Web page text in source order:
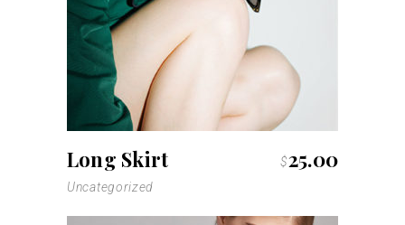
Long Skirt $25.00
Uncategorized